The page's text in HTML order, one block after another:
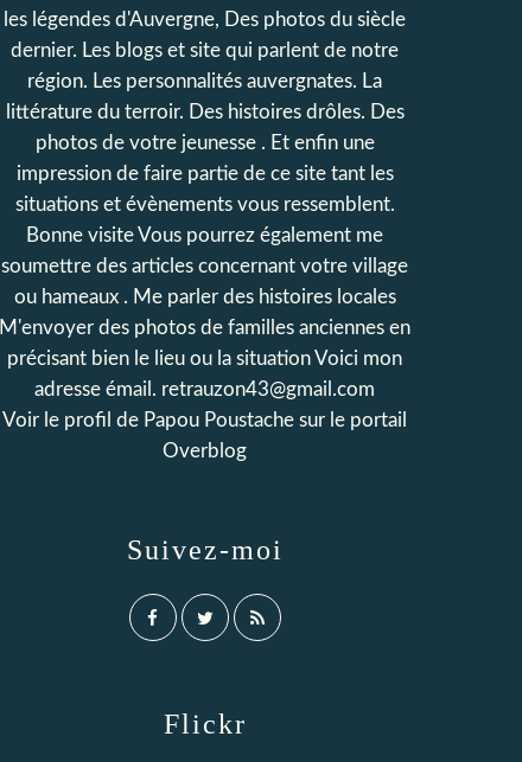
les légendes d'Auvergne, Des photos du siècle
dernier. Les blogs et site qui parlent de notre
région. Les personnalités auvergnates. La
littérature du terroir. Des histoires drôles. Des
photos de votre jeunesse . Et enfin une
impression de faire partie de ce site tant les
situations et évènements vous ressemblent.
Bonne visite Vous pourrez également me
soumettre des articles concernant votre village
ou hameaux . Me parler des histoires locales
M'envoyer des photos de familles anciennes en
précisant bien le lieu ou la situation Voici mon
adresse émail. retrauzon43@gmail.com
Voir le profil de Papou Poustache sur le portail
Overblog
Suivez-moi
Flickr